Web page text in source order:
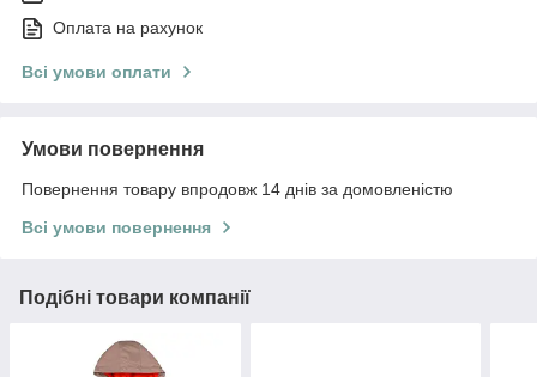
Оплата на рахунок
Всі умови оплати
Умови повернення
Повернення товару впродовж 14 днів за домовленістю
Всі умови повернення
Подібні товари компанії